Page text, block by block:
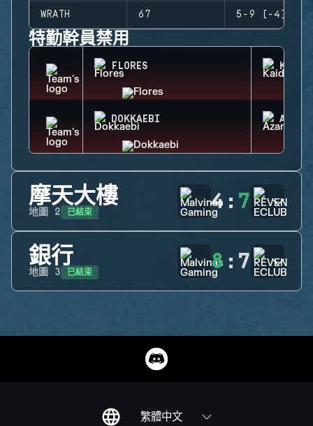
WRATH 67 5-9 (-4)
特勤幹員禁用
FLORES KAID
DOKKAEBI AZAMI
摩天大樓
地圖 2 已結束 4 : 7
銀行
地圖 3 已結束 8 : 7
繁體中文